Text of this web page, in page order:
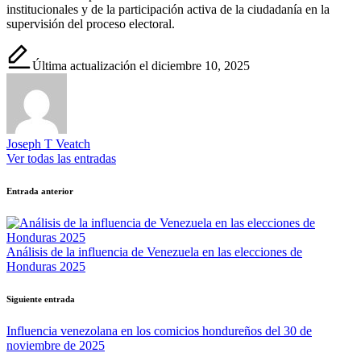
institucionales y de la participación activa de la ciudadanía en la
supervisión del proceso electoral.
Última actualización el diciembre 10, 2025
Joseph T Veatch
Ver todas las entradas
Navegación
de
entradas
Entrada anterior
Análisis de la influencia de Venezuela en las elecciones de
Honduras 2025
Siguiente entrada
Influencia venezolana en los comicios hondureños del 30 de
noviembre de 2025